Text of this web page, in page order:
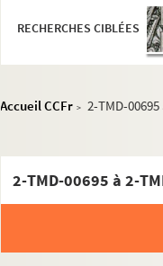
RECHERCHES CIBLÉES
Accueil CCFr > 2-TMD-
2-TMD-00695 à 2-
Années 1947-1959
Années 1960-1969
Années 1970-1979
Une place au
J'suis bien